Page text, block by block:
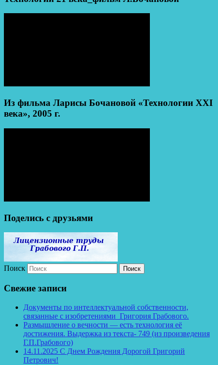
Из фильма Ларисы Бочановой «Технологии XXI
века», 2005 г.
Поделись с друзьями
Поиск
Свежие записи
Документы по интеллектуальной собственности,
связанные с изобретениями Григория Грабового.
Размышление о вечности — есть технология её
достижения. Выдержка из текста- 749 (из произведения
Г.П.Грабового)
14.11.2025 С Днем Рождения Дорогой Григорий
Петрович!